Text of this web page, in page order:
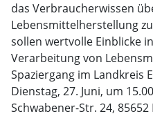
das Verbraucherwissen
Lebensmittelherstellung
sollen wertvolle Einblicke
Verarbeitung von
Spaziergang im Landkreis
Dienstag, 27. Juni, um
Schwabener-Str. 24,